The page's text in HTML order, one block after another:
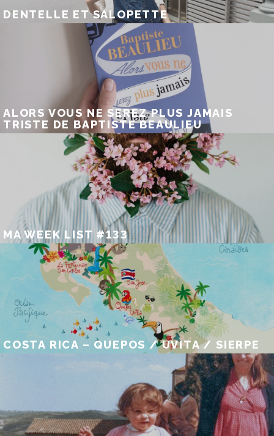
DENTELLE ET SALOPETTE
ALORS VOUS NE SEREZ PLUS JAMAIS
TRISTE DE BAPTISTE BEAULIEU
MA WEEK LIST #133
COSTA RICA – QUEPOS / UVITA / SIERPE